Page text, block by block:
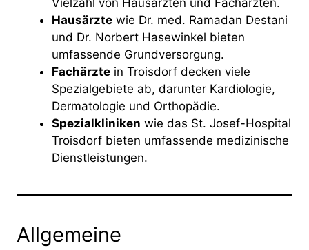
Vielzahl von Hausärzten und Fachärzten.
Hausärzte wie Dr. med. Ramadan Destani
und Dr. Norbert Hasewinkel bieten
umfassende Grundversorgung.
Fachärzte in Troisdorf decken viele
Spezialgebiete ab, darunter Kardiologie,
Dermatologie und Orthopädie.
Spezialkliniken wie das St. Josef-Hospital
Troisdorf bieten umfassende medizinische
Dienstleistungen.
Allgemeine